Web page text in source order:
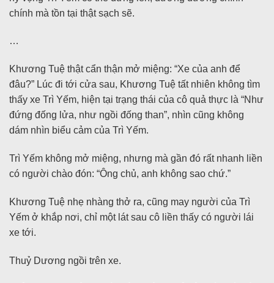
chính mà tồn tại thật sạch sẽ.
…
Khương Tuệ thật cẩn thận mở miệng: “Xe của anh để
đâu?” Lúc đi tới cửa sau, Khương Tuệ tất nhiên không tìm
thấy xe Trì Yếm, hiện tại trạng thái của cô quả thực là “Như
đứng đống lửa, như ngồi đống than”, nhìn cũng không
dám nhìn biểu cảm của Trì Yếm.
Trì Yếm không mở miệng, nhưng mà gần đó rất nhanh liền
có người chào đón: “Ông chủ, anh không sao chứ.”
Khương Tuệ nhẹ nhàng thở ra, cũng may người của Trì
Yếm ở khắp nơi, chỉ một lát sau cô liền thấy có người lái
xe tới.
Thuỷ Dương ngồi trên xe.